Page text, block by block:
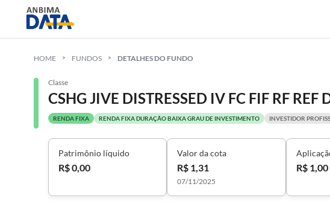
HOME FUNDOS DETALHES DO FUNDO
Classe
CSHG JIVE DISTRESSED IV FC FIF RF REF
RENDA FIXA RENDA FIXA DURAÇÃO BAIXA GRAU DE INVESTIMENTO INVESTIDOR
Patrimônio líquido
R$ 0,00
Valor da cota
R$ 1,31
07/11/2025
R$ 1,00